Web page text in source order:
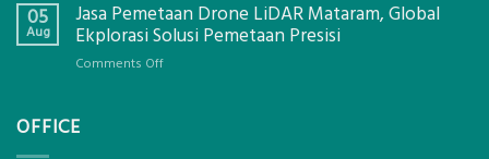
Ukur
Presisi
untuk
Harga
Panel
05
Aug
Jasa Pemetaan Drone LiDAR Mataram, Global
Ekplorasi Solusi Pemetaan Presisi
Comments Offon
OFFICE